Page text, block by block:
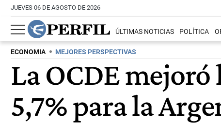
JUEVES 06 DE AGOSTO DE 2026
ÚLTIMAS NOTICIAS POLÍTICA
ECONOMIA MEJORES PERSPECTIVAS
La OCDE
5,7% para la